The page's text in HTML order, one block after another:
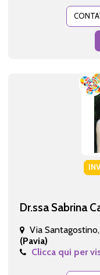
Dr.ssa Sabrina
Via
(Pavia)
Clicca qui per